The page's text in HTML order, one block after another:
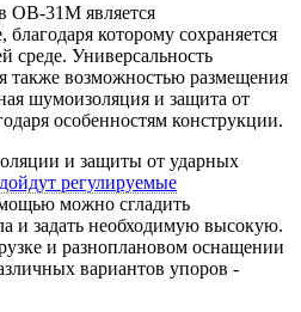
ОВ-31М является
которому сохраняется
среде. Универсальность
также возможностью размещения
шумоизоляция и защита от
особенностям конструкции.
и защиты от ударных
регулируемые
можно сгладить
и задать необходимую высокую.
и разноплановом оснащении
вариантов упоров -